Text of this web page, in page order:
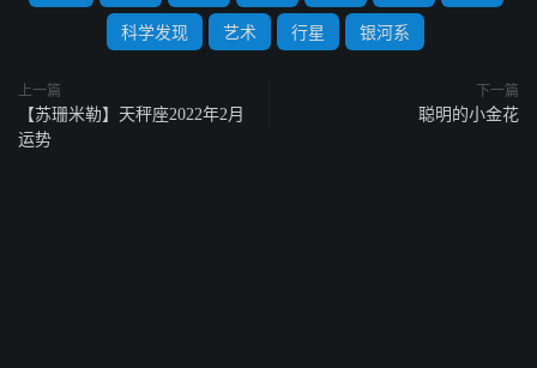
科学发现 艺术 行星 银河系
上一篇
【苏珊米勒】天秤座2022年2月
运势
下一篇
聪明的小金花